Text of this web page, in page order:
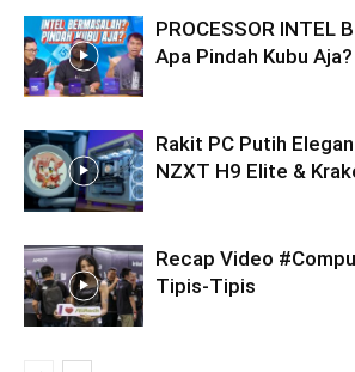
PROCESSOR INTEL
Apa Pindah Kubu
Rakit PC Putih
NZXT H9 Elite &
Recap Video
Tipis-Tipis